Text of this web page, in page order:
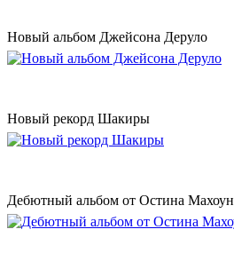
Новый альбом Джейсона Деруло
Новый рекорд Шакиры
Дебютный альбом от Остина Махоун